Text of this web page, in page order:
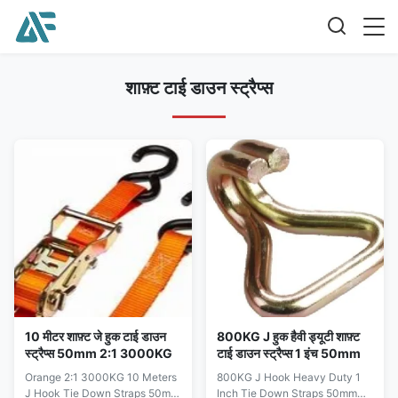
शाफ़्ट टाई डाउन स्ट्रैप्स
10 मीटर शाफ़्ट जे हुक टाई डाउन
स्ट्रैप्स 50mm 2:1 3000KG
Orange 2:1 3000KG 10 Meters
J Hook Tie Down Straps 50mm
800KG J हुक हैवी ड्यूटी शाफ़्ट
टाई डाउन स्ट्रैप्स 1 इंच 50mm
800KG J Hook Heavy Duty 1
Inch Tie Down Straps 50mm